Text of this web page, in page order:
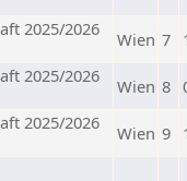
2025/2026
Wien 7
2025/2026
Wien 8
2025/2026
Wien 9